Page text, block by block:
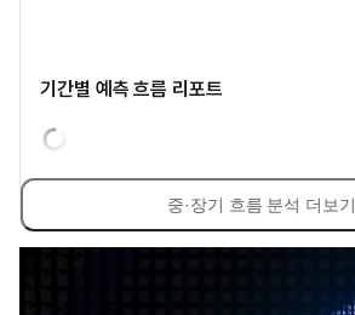
기간별 예측 흐름 리포트
중·장기 흐름 분석 더보기